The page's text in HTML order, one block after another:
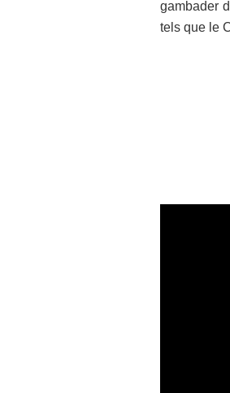
gambader
tels que le